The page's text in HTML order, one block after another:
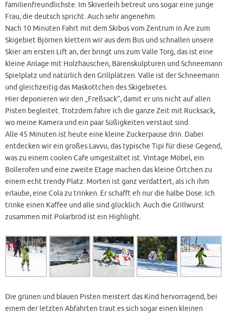
familienfreundlichste. Im Skiverleih betreut uns sogar eine junge
Frau, die deutsch spricht. Auch sehr angenehm.
Nach 10 Minuten Fahrt mit dem Skibus vom Zentrum in Åre zum
Skigebiet Björnen klettern wir aus dem Bus und schnallen unsere
Skier am ersten Lift an, der bringt uns zum Valle Torg, das ist eine
kleine Anlage mit Holzhäuschen, Bärenskulpturen und Schneemann
Spielplatz und natürlich den Grillplätzen. Valle ist der Schneemann
und gleichzeitig das Maskottchen des Skigebietes.
Hier deponieren wir den „Freßsack“, damit er uns nicht auf allen
Pisten begleitet. Trotzdem fahre ich die ganze Zeit mit Rucksack,
wo meine Kamera und ein paar Süßigkeiten verstaut sind.
Alle 45 Minuten ist heute eine kleine Zuckerpause drin. Dabei
entdecken wir ein großes Lavvu, das typische Tipi für diese Gegend,
was zu einem coolen Cafe umgestaltet ist. Vintage Möbel, ein
Bollerofen und eine zweite Etage machen das kleine Örtchen zu
einem echt trendy Platz. Morten ist ganz verdattert, als ich ihm
erlaube, eine Cola zu trinken. Er schafft eh nur die halbe Dose. Ich
trinke einen Kaffee und alle sind glücklich. Auch die Grillwurst
zusammen mit Polarbröd ist ein Highlight.
Die grünen und blauen Pisten meistert das Kind hervorragend, bei
einem der letzten Abfahrten traut es sich sogar einen kleinen